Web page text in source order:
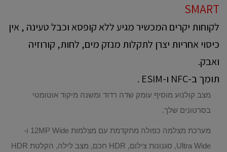
SMART
לקוחות יקרים המכשיר מגיע ללא קופסא וכבל טעינה , אין
כיסוי אחריות יצרן לתקלות מנזק מים, לחות, קורוזיה
ואבק.
תומך ב-NFC ו-ESIM .
מצב קולנוע מוסיף עומק שדה רדוד ומשנה מיקוד אוטומטי
בסרטונים שלך.
מערכת מצלמה כפולה מתקדמת עם מצלמות 12MP Wide ו-
Ultra Wide, סגנונות צילום, HDR חכם, מצב לילה, הקלטת HDR